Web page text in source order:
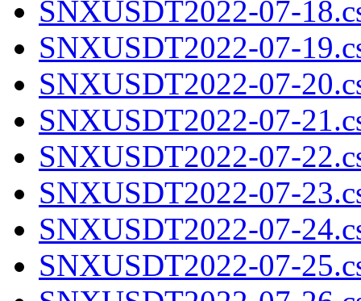
SNXUSDT2022-07-
SNXUSDT2022-07-
SNXUSDT2022-07-
SNXUSDT2022-07-
SNXUSDT2022-07-
SNXUSDT2022-07-
SNXUSDT2022-07-
SNXUSDT2022-07-